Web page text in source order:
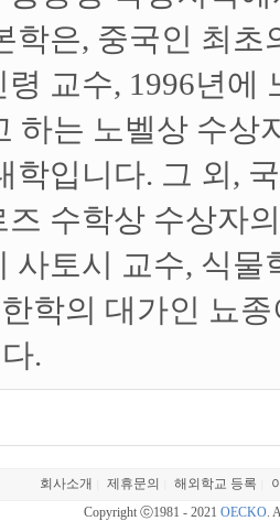
학은, 중국인 최초
교수, 1996년에
하는 노벨상 수상
학입니다. 그 외,
즈 수학상 수상자
사토시 교수, 식물
학의 대가인 뇨
.
회사소개 제휴문의 해외학교 등록
Copyright ⓒ1981 - 2021 OECKO.